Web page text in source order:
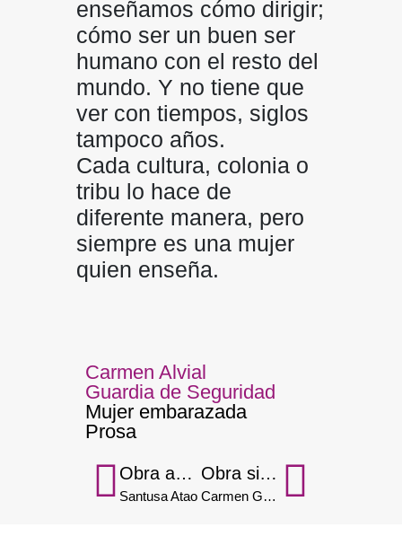
enseñamos cómo dirigir;
cómo ser un buen ser
humano con el resto del
mundo. Y no tiene que
ver con tiempos, siglos
tampoco años.
Cada cultura, colonia o
tribu lo hace de
diferente manera, pero
siempre es una mujer
quien enseña.
Carmen Alvial
Guardia de Seguridad
Mujer embarazada
Prosa
Obra anterior
Santusa Atao
Obra siguiente
Carmen García